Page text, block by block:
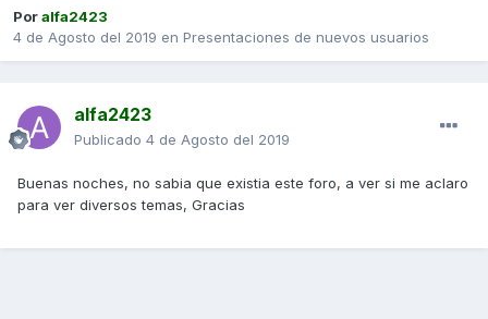
Poralfa2423
4 de Agosto del 2019 en Presentaciones de nuevos usuarios
alfa2423
Publicado 4 de Agosto del 2019
Buenas noches, no sabia que existia este foro, a ver si me aclaro
para ver diversos temas, Gracias